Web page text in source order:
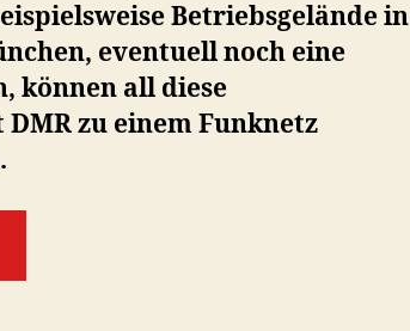
Betriebsgelände in
eventuell noch eine
können all diese
zu einem Funknetz